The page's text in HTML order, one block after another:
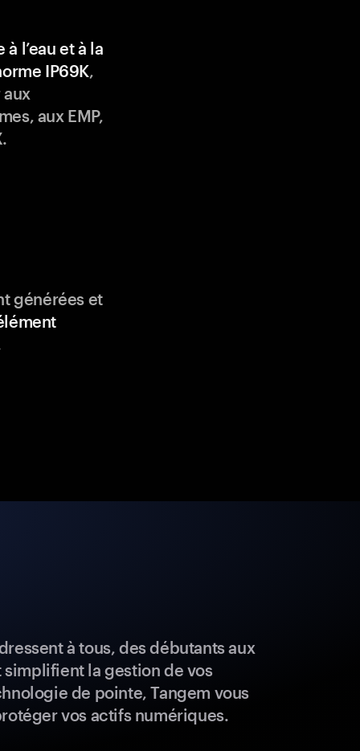
à l’eau et à la
IP69K,
aux EMP,
générées et
à tous, des débutants aux
la gestion de vos
de pointe, Tangem vous
vos actifs numériques.